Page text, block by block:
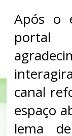
Após o
portal
canal
espaço
lema